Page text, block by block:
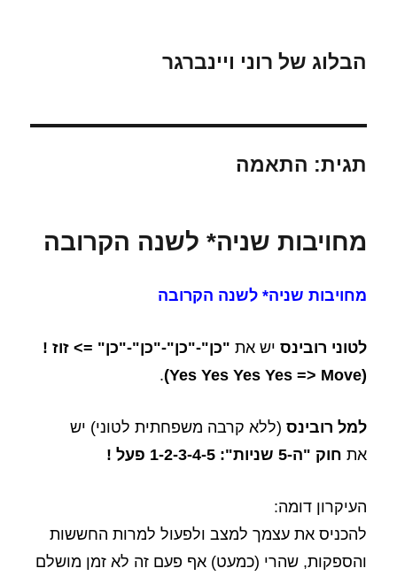
הבלוג של רוני ויינברגר
תגית: התאמה
מחויבות שניה* לשנה הקרובה
מחויבות שניה* לשנה הקרובה
לטוני רובינס יש את "כן"-"כן"-"כן"-"כן" => זוז !
(Yes Yes Yes Yes => Move)
.
למל רובינס (ללא קרבה משפחתית לטוני) יש
את חוק "ה-5 שניות": 1-2-3-4-5 פעל !
העיקרון דומה:
להכניס את עצמך למצב ולפעול למרות החששות
והספקות, שהרי (כמעט) אף פעם זה לא זמן מושלם